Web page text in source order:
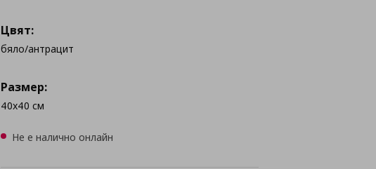
Цвят:
бяло/антрацит
Размер:
40x40 см
Не е налично онлайн